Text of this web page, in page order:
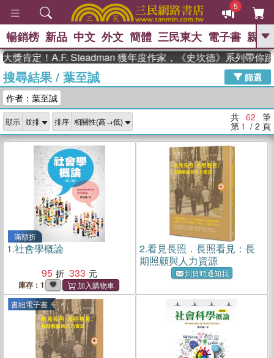
5
GO
The Odyssey 、
父親節 、 如果歷史是一群喵 、 暑期
念華 、 台灣的李登輝時代 、 數學女
孩：黎曼猜想
偉大的迷走神經
暢銷榜 新品 中文 外文 簡體 三民東大 電子書 親子
！A.F. Steadman 獲年度作家，《史坎德》系列帶你踏上熱血
搜尋結果/ 葉至誠
篩選
作者：葉至誠
顯示 排序 共 62 筆
第 1 / 2 頁
滿額折
1.社會學概論
95
333
庫存：1
2.看見長照．長照看見：長
期照顧與人力資源
到貨時通知我
書紐電子書